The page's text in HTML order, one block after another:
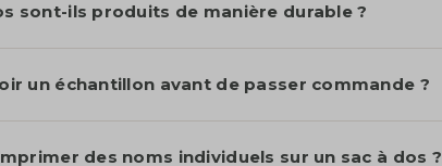
sont-ils produits de manière durable ?
un échantillon avant de passer commande ?
des noms individuels sur un sac à dos ?